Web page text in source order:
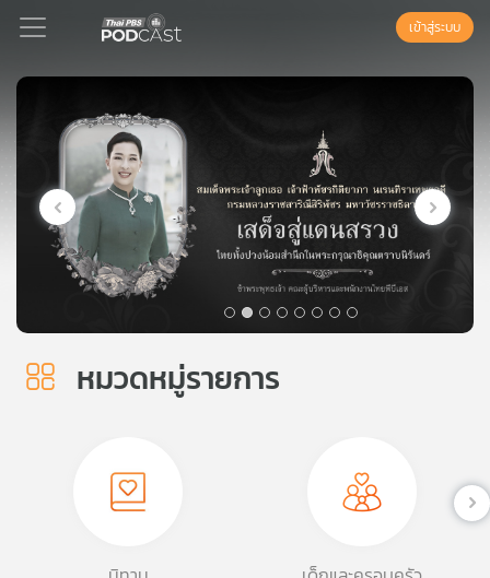
Podcast
เพล
เพล
เข้าสู่ระบบ
หมวดหมู่รายการ